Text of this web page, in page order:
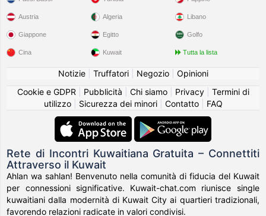
Austria
Giappone
Cina
Algeria
Egitto
Kuwait
Libano
Golfo
Tutta la lista
Notizie| Truffatori| Negozio| Opinioni
Cookie e GDPR
Pubblicità Chi siamo| Privacy| Termini di
utilizzo| Sicurezza dei minori| Contatto| FAQ
Rete di Incontri Kuwaitiana Gratuita – Connettiti
Attraverso il Kuwait
Ahlan wa sahlan! Benvenuto nella comunità di fiducia del Kuwait
per connessioni significative. Kuwait-chat.com riunisce single
kuwaitiani dalla modernità di Kuwait City ai quartieri tradizionali,
favorendo relazioni radicate in valori condivisi.